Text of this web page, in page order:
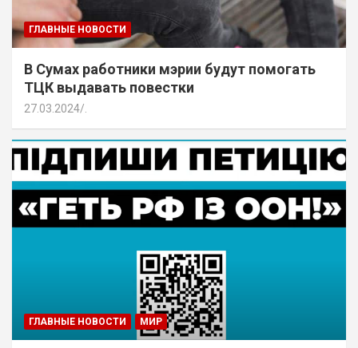
ГЛАВНЫЕ НОВОСТИ
В Сумах работники мэрии будут помогать
ТЦК выдавать повестки
27.03.2024
ГЛАВНЫЕ НОВОСТИ МИР